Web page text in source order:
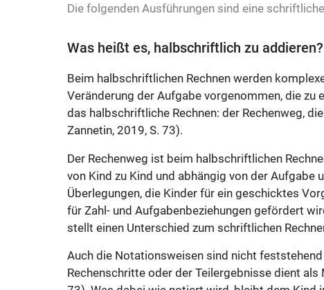
Die folgenden Ausführungen sind eine
Was heißt es, halbschriftlich zu addieren?
Beim halbschriftlichen Rechnen werden
Veränderung der Aufgabe vorgenommen, die
das halbschriftliche Rechnen: der Rechenweg,
Zannetin, 2019, S. 73).
Der Rechenweg ist beim halbschriftlichen
von Kind zu Kind und abhängig von der Aufgabe
Überlegungen, die Kinder für ein geschicktes
für Zahl- und Aufgabenbeziehungen gefördert
stellt einen Unterschied zum schriftlichen
Auch die Notationsweisen sind nicht
Rechenschritte oder der Teilergebnisse dient